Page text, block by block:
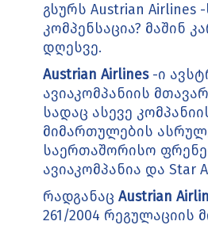
გსურს Austrian
კომპენსაცია? მაშინ
დღესვე.
Austrian Airlines-ი
ავიაკომპანიის
სადაც ასევე
მიმართულების
საერთაშორისო
ავიაკომპანია და Star
რადგანაც Austrian
261/2004 რეგულაციის